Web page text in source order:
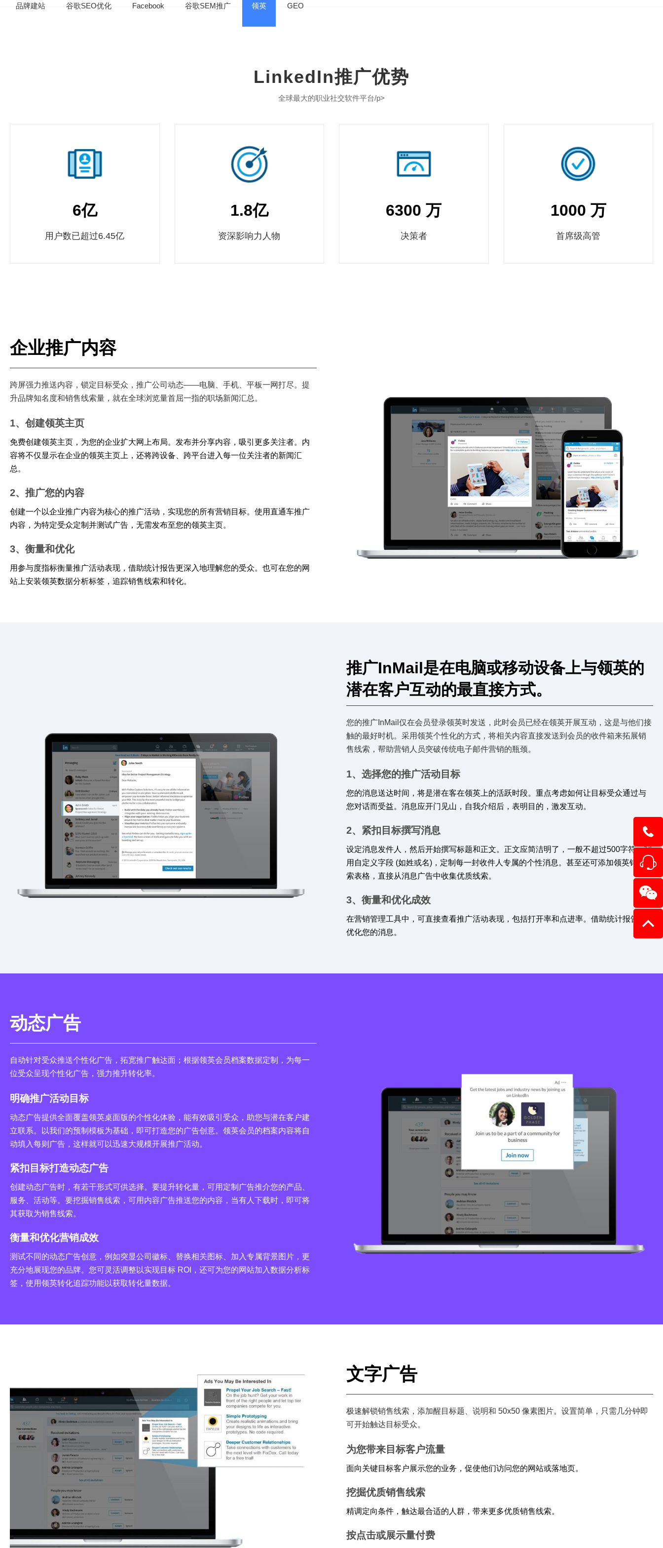
品牌建站 谷歌SEO优化 Facebook 谷歌SEM推广 领英 GEO
LinkedIn推广优势
全球最大的职业社交软件平台/p>
6亿
用户数已超过6.45亿
1.8亿
资深影响力人物
6300 万
决策者
1000 万
首席级高管
企业推广内容
跨屏强力推送内容，锁定目标受众，推广公司动态——电脑、手机、平板一网打尽。提
升品牌知名度和销售线索量，就在全球浏览量首屈一指的职场新闻汇总。
1、创建领英主页
免费创建领英主页，为您的企业扩大网上布局。发布并分享内容，吸引更多关注者。内
容将不仅显示在企业的领英主页上，还将跨设备、跨平台进入每一位关注者的新闻汇
总。
2、推广您的内容
创建一个以企业推广内容为核心的推广活动，实现您的所有营销目标。使用直通车推广
内容，为特定受众定制并测试广告，无需发布至您的领英主页。
3、衡量和优化
用参与度指标衡量推广活动表现，借助统计报告更深入地理解您的受众。也可在您的网
站上安装领英数据分析标签，追踪销售线索和转化。
推广InMail是在电脑或移动设备上与领英的
潜在客户互动的最直接方式。
您的推广InMail仅在会员登录领英时发送，此时会员已经在领英开展互动，这是与他们接
触的最好时机。采用领英个性化的方式，将相关内容直接发送到会员的收件箱来拓展销
售线索，帮助营销人员突破传统电子邮件营销的瓶颈。
1、选择您的推广活动目标
您的消息送达时间，将是潜在客在领英上的活跃时段。重点考虑如何让目标受众通过与
您对话而受益。消息应开门见山，自我介绍后，表明目的，激发互动。
2、紧扣目标撰写消息
设定消息发件人，然后开始撰写标题和正文。正文应简洁明了，一般不超过500字符。利
用自定义字段 (如姓或名)，定制每一封收件人专属的个性消息。甚至还可添加领英销售线
索表格，直接从消息广告中收集优质线索。
3、衡量和优化成效
在营销管理工具中，可直接查看推广活动表现，包括打开率和点进率。借助统计报告，
优化您的消息。
动态广告
自动针对受众推送个性化广告，拓宽推广触达面；根据领英会员档案数据定制，为每一
位受众呈现个性化广告，强力推升转化率。
明确推广活动目标
动态广告提供全面覆盖领英桌面版的个性化体验，能有效吸引受众，助您与潜在客户建
立联系。以我们的预制模板为基础，即可打造您的广告创意。领英会员的档案内容将自
动填入每则广告，这样就可以迅速大规模开展推广活动。
紧扣目标打造动态广告
创建动态广告时，有若干形式可供选择。要提升转化量，可用定制广告推介您的产品、
服务、活动等。要挖掘销售线索，可用内容广告推送您的内容，当有人下载时，即可将
其获取为销售线索。
衡量和优化营销成效
测试不同的动态广告创意，例如突显公司徽标、替换相关图标、加入专属背景图片，更
充分地展现您的品牌。您可灵活调整以实现目标 ROI，还可为您的网站加入数据分析标
签，使用领英转化追踪功能以获取转化量数据。
文字广告
极速解锁销售线索，添加醒目标题、说明和 50x50 像素图片。设置简单，只需几分钟即
可开始触达目标受众。
为您带来目标客户流量
面向关键目标客户展示您的业务，促使他们访问您的网站或落地页。
挖掘优质销售线索
精调定向条件，触达最合适的人群，带来更多优质销售线索。
按点击或展示量付费